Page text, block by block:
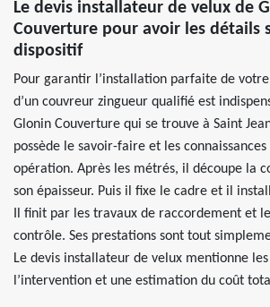
Le devis installateur de velux de
Couverture pour avoir les détails
dispositif
Pour garantir l’installation parfaite de
d’un couvreur zingueur qualifié est
Glonin Couverture qui se trouve à Saint
possède le savoir-faire et les
opération. Après les métrés, il découpe la
son épaisseur. Puis il fixe le cadre et il
Il finit par les travaux de raccordement et
contrôle. Ses prestations sont tout
Le devis installateur de velux mentionne
l’intervention et une estimation du coût